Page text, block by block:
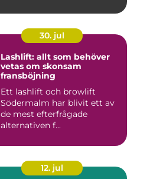
30. jul
Lashlift: allt som behöver
vetas om skonsam
fransböjning
Ett lashlift och browlift
Södermalm har blivit ett av
de mest efterfrågade
alternativen f...
12. jul